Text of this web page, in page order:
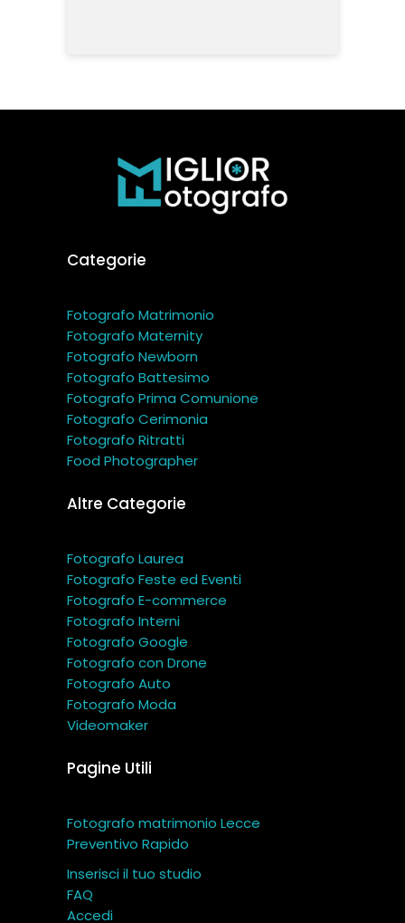
Categorie
Fotografo Matrimonio
Fotografo Maternity
Fotografo Newborn
Fotografo Battesimo
Fotografo Prima Comunione
Fotografo Cerimonia
Fotografo Ritratti
Food Photographer
Altre Categorie
Fotografo Laurea
Fotografo Feste ed Eventi
Fotografo E-commerce
Fotografo Interni
Fotografo Google
Fotografo con Drone
Fotografo Auto
Fotografo Moda
Videomaker
Pagine Utili
Fotografo matrimonio Lecce
Preventivo Rapido
Inserisci il tuo studio
FAQ
Accedi